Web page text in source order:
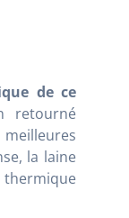
de ce
retourné
la laine